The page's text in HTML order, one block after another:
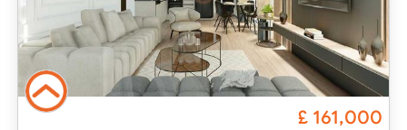
161,000
£